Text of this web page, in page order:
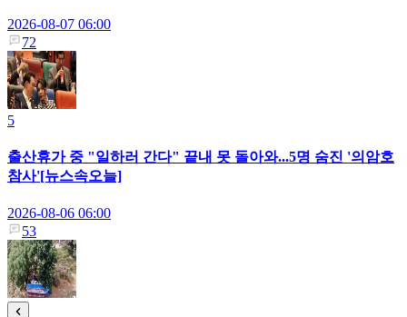
2026-08-07 06:00
72
5
출산휴가 중 "일하러 간다" 끝내 못 돌아와...5명 숨진 '의암호
참사'[뉴스속오늘]
2026-08-06 06:00
53